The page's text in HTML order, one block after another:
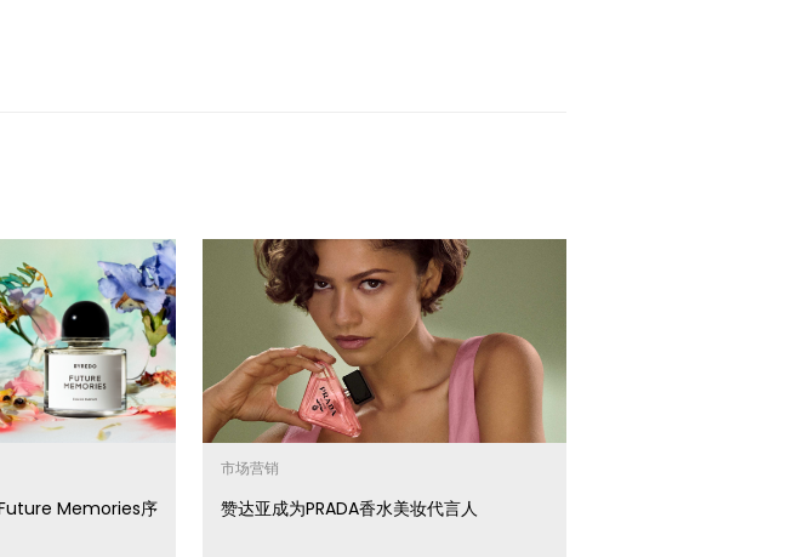
Future Memories序
市场营销
赞达亚成为PRADA香水美妆代言人